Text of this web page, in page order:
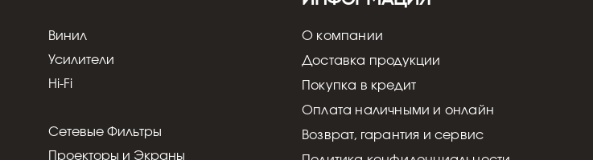
меди
внутреннего
жил
Винил
Усилители
Hi-Fi
Сетевые Фильтры
Проекторы и Экраны
О компании
Доставка продукции
Покупка в кредит
Оплата наличными и онлайн
Возврат, гарантия и сервис